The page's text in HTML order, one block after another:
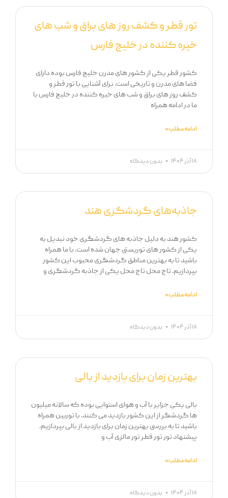
تور قطر و کشف روز های براق و شب های
خیره کننده در خلیج فارس
کشور قطر یکی از کشور های مدرن خلیج فارس بوده دارای
فضا های مدرن و تاریخی است. برای آشنایی با تور قطر و
کشف روز های براق و شب های خیره کننده در خلیج فارس با
ما در ادامه همراه
ادامه مطلب »
۱۸ آذر ۱۴۰۴ بدون دیدگاه
جاذبه‌های گردشگری هند
کشور هند به دلیل جاذبه های گردشگری خود نبدیل به
یکی از کشور های توریستی جهان شده است. با ما همراه
باشید تا به بهترین مناطق گردشگری محبوب این کشور
بپردازیم. تاج محل تاج محل یکی از جاذبه گردشگری و
ادامه مطلب »
۱۸ آذر ۱۴۰۴ بدون دیدگاه
بهترین زمان برای بازدید از بالی
بالی یکی جزایر با آب و هوای استوایی بوده که سالانه میلیون
ها گردشگر از این کشور بازدید می کنند. با توربین همراه
باشید تا به بررسی بهترین زمان برای بازدید از بالی بپردازیم.
پیشنهاد تور تور قطر تور مالزی آب و
ادامه مطلب »
۱۸ آذر ۱۴۰۴ بدون دیدگاه